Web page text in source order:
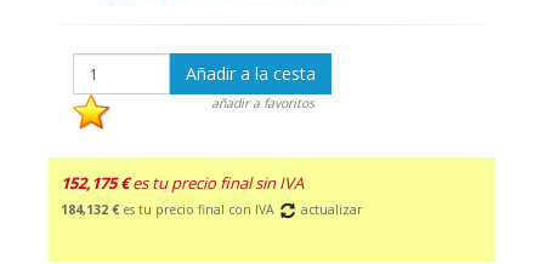
Añadir a la cesta
añadir a favoritos
152,175 € es tu precio final sin IVA
184,132 € es tu precio final con IVA actualizar